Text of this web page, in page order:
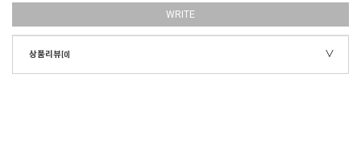
WRITE
상품리뷰[0]